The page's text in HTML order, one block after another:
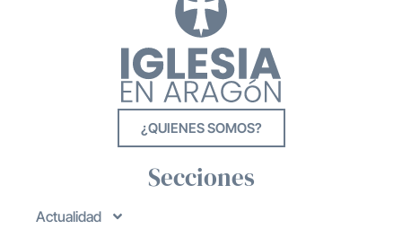
¿QUIENES SOMOS?
Secciones
Actualidad